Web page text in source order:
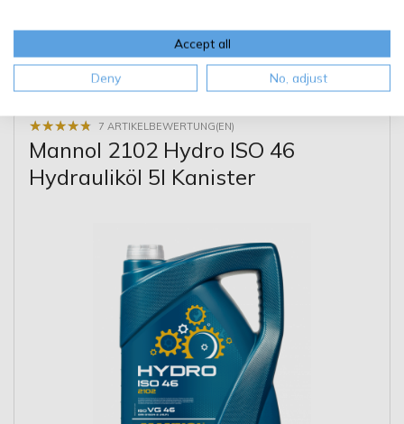
Details
★★★★★
★★★★★ 7 ARTIKELBEWERTUNG(EN)
Mannol 2102 Hydro ISO 46
Hydrauliköl 5l Kanister
Accept all
Deny No, adjust